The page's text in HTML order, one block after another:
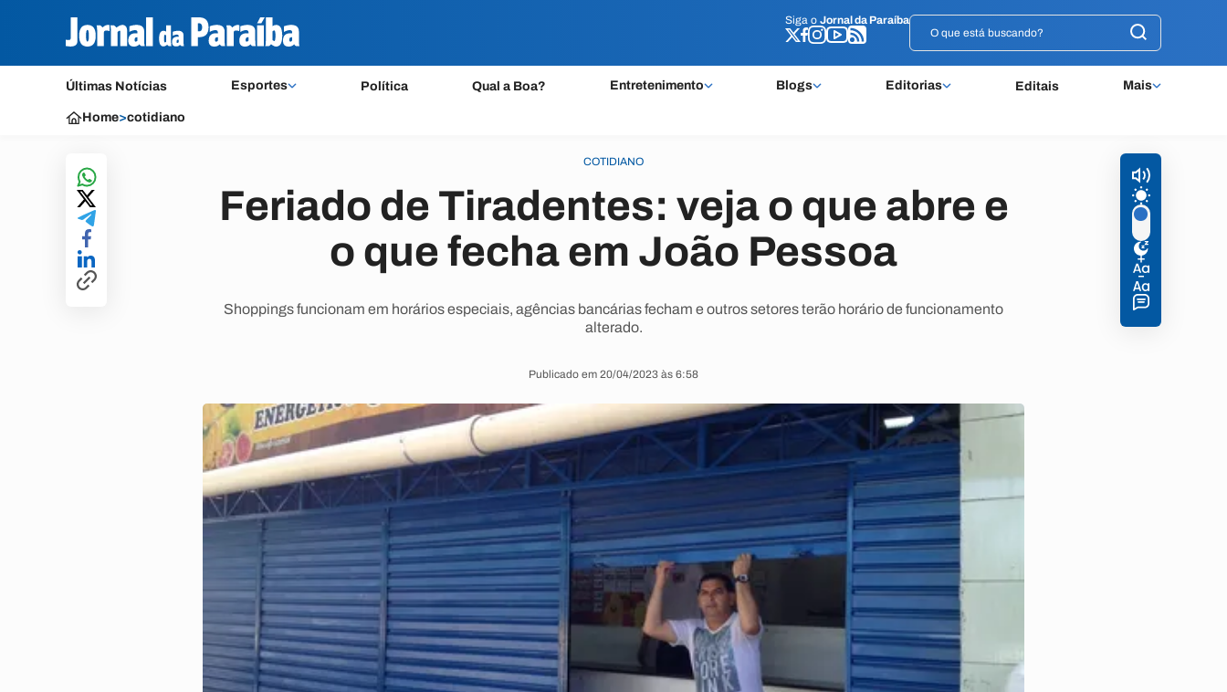
Siga o Jornal da Paraíba
Últimas Notícias Esportes Política Qual a Boa? Entretenimento Blogs Editorias Editais Mais
Siga o Jornal da Paraíba
Home>cotidiano
COTIDIANO
Feriado de Tiradentes: veja o que abre e
o que fecha em João Pessoa
Shoppings funcionam em horários especiais, agências bancárias fecham e outros setores terão horário de funcionamento
alterado.
Publicado em 20/04/2023 às 6:58